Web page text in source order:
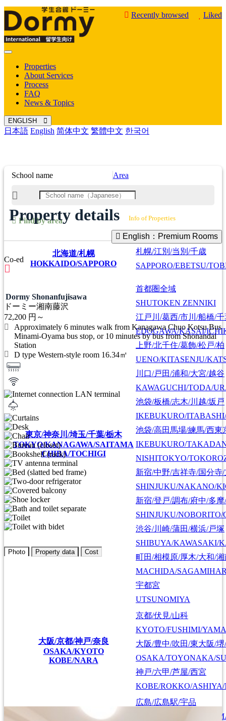
Recently browsed Liked
Mobile
Properties
About Services
Process
FAQ
News & Topics
ENGLISH
日本語 English 简体中文 繁體中文 한국어
School name Area
Find by area
北海道/札幌
HOKKAIDO/SAPPORO
札幌/江別/当別/千歳
SAPPORO/EBETSU/
東京/神奈川/埼玉/千葉/栃木
TOKYO/KANAGAWA/SAITAMA
CHIBA/TOCHIGI
首都圏全域
SHUTOKEN ZENNIKI
江戸川/葛西/市川/船橋/千
EDOGAWA/KASAI/
上野/北千住/葛飾/松戸/柏
UENO/KITASENJU/
川口/戸田/浦和/大宮/越谷
KAWAGUCHI/TODA/
池袋/板橋/志木/川越/坂戸
IKEBUKURO/
池袋/高田馬場/練馬/西東
IKEBUKURO/
NISHITOKYO/
新宿/中野/吉祥寺/国分寺
SHINJUKU/NAKANO/
新宿/登戸/調布/府中/多
SHINJUKU/
渋谷/川崎/蒲田/横浜/戸塚
SHIBUYA/KAWASAKI/
町田/相模原/厚木/大和/湘
MACHIDA/
宇都宮
UTSUNOMIYA
大阪/京都/神戸/奈良
OSAKA/KYOTO
KOBE/NARA
京都/伏見/山科
KYOTO/FUSHIMI/
大阪/豊中/吹田/東大阪/
OSAKA/TOYONAKA/
神戸/六甲/芦屋/西宮
KOBE/ROKKO/
広島/広島駅/宇品
HIROSHIMA/
Property details Info of Properties
English：Premium Rooms
Co-ed
Dormy Shonanfujisawa
ドーミー湘南藤沢
72,200 円～
Approximately 6 minutes walk from Kanagawa Chuo Kotsu Bus
Minami-Oyama bus stop, or 10 minutes by bus from Shonandai
Station
D type Western-style room 16.34㎡
Photo Property data Cost